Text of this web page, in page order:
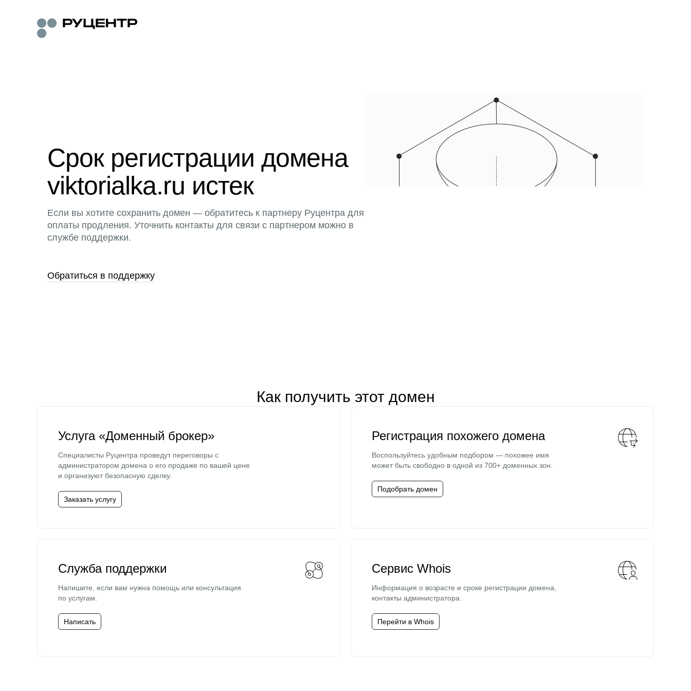
Срок регистрации домена
viktorialka.ru истек
Если вы хотите сохранить домен — обратитесь к партнеру Руцентра для
оплаты продления. Уточнить контакты для связи с партнером можно в
службе поддержки.
Обратиться в поддержку
Как получить этот домен
Услуга «Доменный брокер»
Специалисты Руцентра проведут переговоры с
администратором домена о его продаже по вашей цене
и организуют безопасную сделку.
Заказать услугу
Регистрация похожего домена
Воспользуйтесь удобным подбором — похожее имя
может быть свободно в одной из 700+ доменных зон.
Подобрать домен
Служба поддержки
Напишите, если вам нужна помощь или консультация
по услугам.
Написать
Сервис Whois
Информация о возрасте и сроке регистрации домена,
контакты администратора.
Перейти в Whois